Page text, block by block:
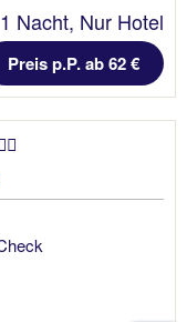
1 Nacht, Nur Hotel
Preis p.P. ab 62 €